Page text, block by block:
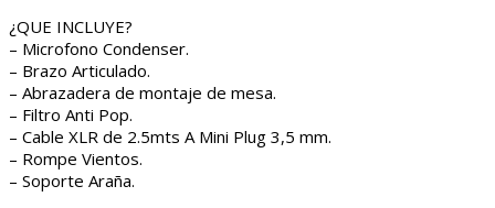
¿QUE INCLUYE?
– Microfono Condenser.
– Brazo Articulado.
– Abrazadera de montaje de mesa.
– Filtro Anti Pop.
– Cable XLR de 2.5mts A Mini Plug 3,5 mm.
– Rompe Vientos.
– Soporte Araña.